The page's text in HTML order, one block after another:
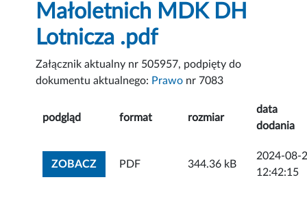
Małoletnich MDK DH
Lotnicza .pdf
Załącznik aktualny nr 505957, podpięty do
dokumentu aktualnego: Prawo nr 7083
podgląd format rozmiar
data
dodania
ZOBACZZOBACZ ZAŁĄCZNIK
PDF 344.36 kB
2024-08-
12:42:15